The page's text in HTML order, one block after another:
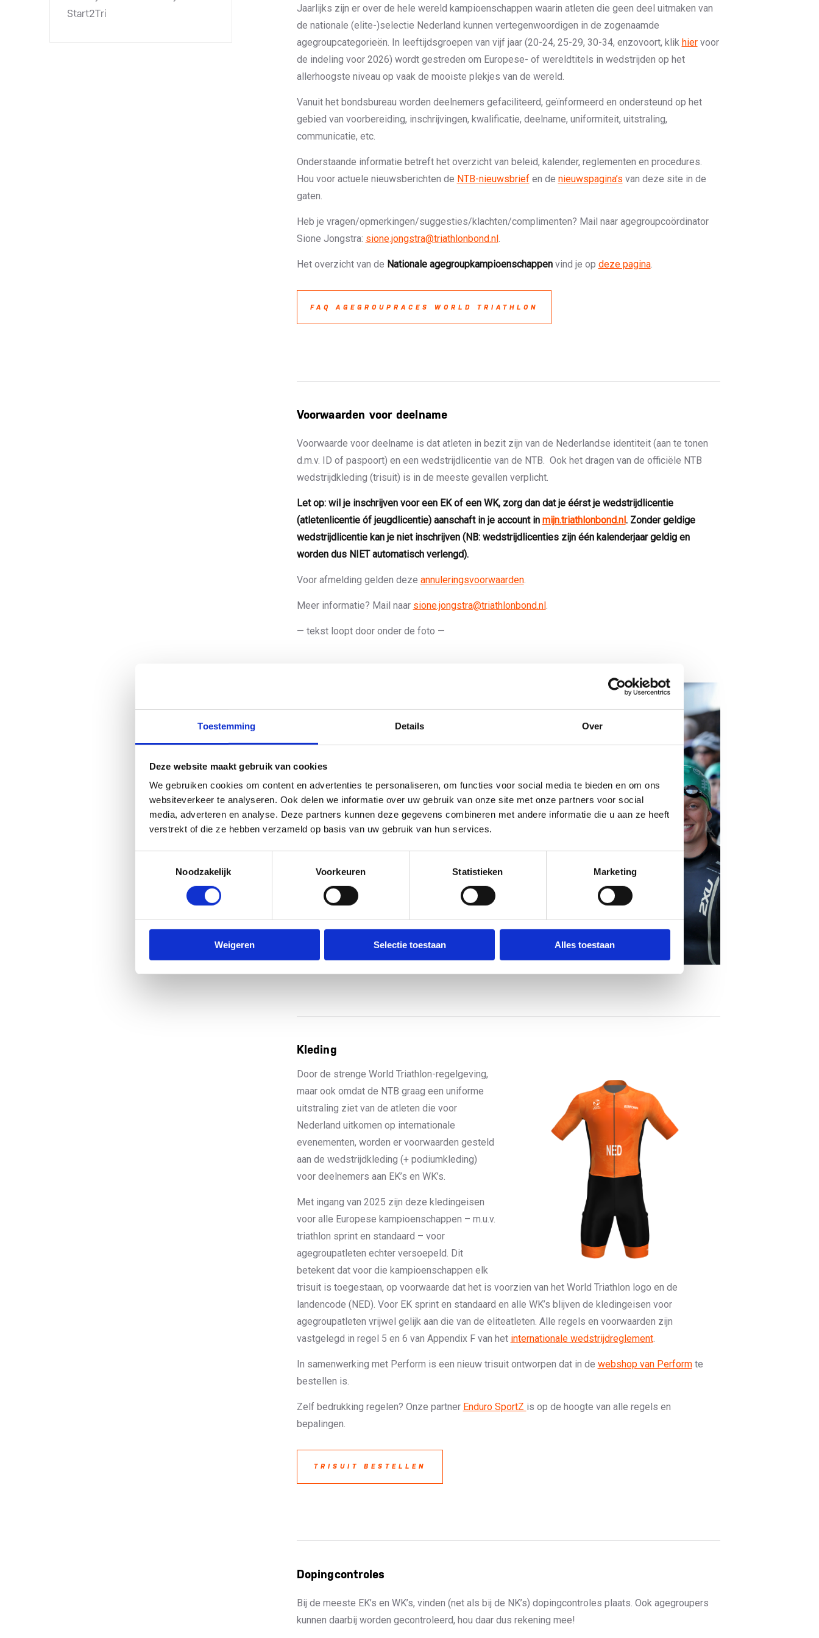
Toestemming Details Over
Deze website maakt gebruik van cookies
We gebruiken cookies om content en advertenties te personaliseren, om functies voor social media te bieden en om ons
websiteverkeer te analyseren. Ook delen we informatie over uw gebruik van onze site met onze partners voor social
media, adverteren en analyse. Deze partners kunnen deze gegevens combineren met andere informatie die u aan ze heeft
verstrekt of die ze hebben verzameld op basis van uw gebruik van hun services.
Noodzakelijk
Voorkeuren Statistieken Marketing
Weigeren Selectie toestaan Alles toestaan
Start2Tri
Jaarlijks zijn er over de hele wereld kampioenschappen waarin atleten die geen deel uitmaken van
de nationale (elite-)selectie Nederland kunnen vertegenwoordigen in de zogenaamde
agegroupcategorieën. In leeftijdsgroepen van vijf jaar (20-24, 25-29, 30-34, enzovoort, klik hiervoor
de indeling voor 2026) wordt gestreden om Europese- of wereldtitels in wedstrijden op het
allerhoogste niveau op vaak de mooiste plekjes van de wereld.
Vanuit het bondsbureau worden deelnemers gefaciliteerd, geïnformeerd en ondersteund op het
gebied van voorbereiding, inschrijvingen, kwalificatie, deelname, uniformiteit, uitstraling,
communicatie, etc.
Onderstaande informatie betreft het overzicht van beleid, kalender, reglementen en procedures.
Hou voor actuele nieuwsberichten de NTB-nieuwsbriefen de nieuwspagina’s van deze site in de
gaten.
Heb je vragen/opmerkingen/suggesties/klachten/complimenten? Mail naar agegroupcoördinator
Sione Jongstra: sione.jongstra@triathlonbond.nl.
Het overzicht van de Nationale agegroupkampioenschappenvind je op deze pagina.
FAQ AGEGROUPRACES WORLD TRIATHLON
Voorwaarden voor deelname
Voorwaarde voor deelname is dat atleten in bezit zijn van de Nederlandse identiteit (aan te tonen
d.m.v. ID of paspoort) en een wedstrijdlicentie van de NTB. Ook het dragen van de officiële NTB
wedstrijdkleding (trisuit) is in de meeste gevallen verplicht.
Let op: wil je inschrijven voor een EK of een WK, zorg dan dat je éérst je wedstrijdlicentie
(atletenlicentie óf jeugdlicentie) aanschaft in je account in mijn.triathlonbond.nl. Zonder geldige
wedstrijdlicentie kan je niet inschrijven (NB: wedstrijdlicenties zijn één kalenderjaar geldig en
worden dus NIET automatisch verlengd).
Voor afmelding gelden deze annuleringsvoorwaarden.
Meer informatie? Mail naar sione.jongstra@triathlonbond.nl.
— tekst loopt door onder de foto —
Kleding
Door de strenge World Triathlon-regelgeving,
maar ook omdat de NTB graag een uniforme
uitstraling ziet van de atleten die voor
Nederland uitkomen op internationale
evenementen, worden er voorwaarden gesteld
aan de wedstrijdkleding (+ podiumkleding)
voor deelnemers aan EK’s en WK’s.
Met ingang van 2025 zijn deze kledingeisen
voor alle Europese kampioenschappen – m.u.v.
triathlon sprint en standaard – voor
agegroupatleten echter versoepeld. Dit
betekent dat voor die kampioenschappen elk
trisuit is toegestaan, op voorwaarde dat het is voorzien van het World Triathlon logo en de
landencode (NED). Voor EK sprint en standaard en alle WK’s blijven de kledingeisen voor
agegroupatleten vrijwel gelijk aan die van de eliteatleten. Alle regels en voorwaarden zijn
vastgelegd in regel 5 en 6 van Appendix F van het internationale wedstrijdreglement.
In samenwerking met Perform is een nieuw trisuit ontworpen dat in de webshop van Performte
bestellen is.
Zelf bedrukking regelen? Onze partner Enduro SportZ is op de hoogte van alle regels en
bepalingen.
TRISUIT BESTELLEN
Dopingcontroles
Bij de meeste EK’s en WK’s, vinden (net als bij de NK’s) dopingcontroles plaats. Ook agegroupers
kunnen daarbij worden gecontroleerd, hou daar dus rekening mee!